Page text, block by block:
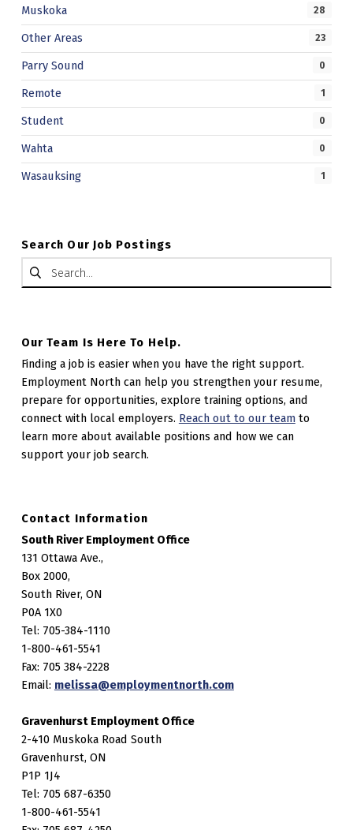
Muskoka 28
Other Areas 23
Parry Sound 0
Remote 1
Student 0
Wahta 0
Wasauksing 1
Search Our Job Postings
Search for:
Our Team Is Here To Help.
Finding a job is easier when you have the right support.
Employment North can help you strengthen your resume,
prepare for opportunities, explore training options, and
connect with local employers. Reach out to our teamto
learn more about available positions and how we can
support your job search.
Contact Information
South River Employment Office
131 Ottawa Ave.,
Box 2000,
South River, ON
P0A 1X0
Tel: 705-384-1110
1-800-461-5541
Fax: 705 384-2228
Email: melissa@employmentnorth.com
Gravenhurst Employment Office
2-410 Muskoka Road South
Gravenhurst, ON
P1P 1J4
Tel: 705 687-6350
1-800-461-5541